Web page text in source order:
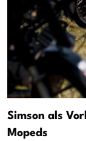
Simson als
Mopeds